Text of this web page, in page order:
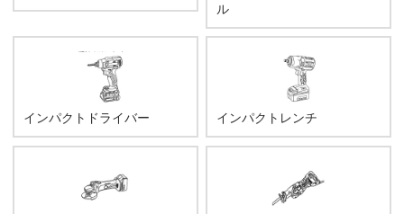
ル
インパクトドライバー インパクトレンチ